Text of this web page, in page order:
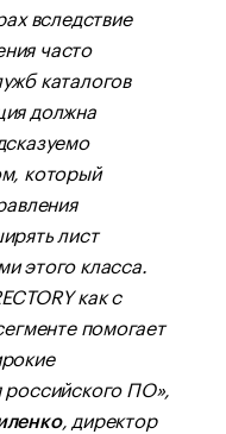
вследствие
часто
каталогов
должна
который
лист
этого класса.
как с
помогает
российского ПО»,
, директор